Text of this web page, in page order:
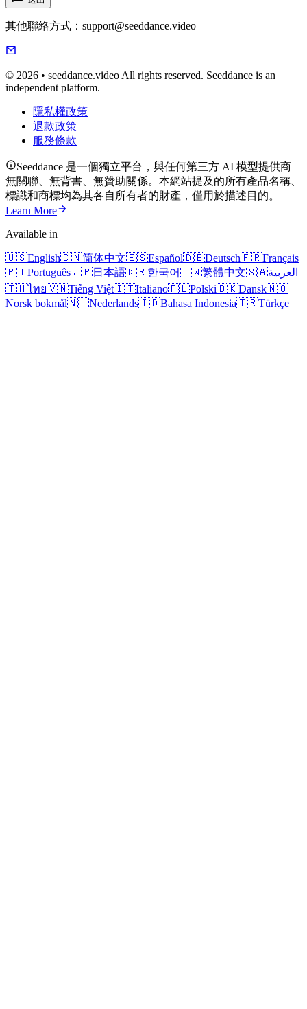
其他聯絡方式：support@seeddance.video
© 2026 • seeddance.video All rights reserved. Seeddance is an
independent platform.
隱私權政策
退款政策
服務條款
Seeddance 是一個獨立平台，與任何第三方 AI 模型提供商
無關聯、無背書、無贊助關係。本網站提及的所有產品名稱、
標識和商標均為其各自所有者的財產，僅用於描述目的。
Learn More
Available in
🇺🇸English🇨🇳简体中文🇪🇸Español🇩🇪Deutsch🇫🇷Français
🇵🇹Português🇯🇵日本語🇰🇷한국어🇹🇼繁體中文🇸🇦العربية
🇹🇭ไทย🇻🇳Tiếng Việt🇮🇹Italiano🇵🇱Polski🇩🇰Dansk🇳🇴
Norsk bokmål🇳🇱Nederlands🇮🇩Bahasa Indonesia🇹🇷Türkçe